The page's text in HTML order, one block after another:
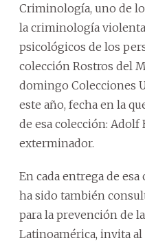
Criminología, uno de
la criminología
psicológicos de los
colección Rostros del
domingo Colecciones
este año, fecha en la
de esa colección: Adolf
exterminador.
En cada entrega de
ha sido también
para la prevención de
Latinoamérica, invita